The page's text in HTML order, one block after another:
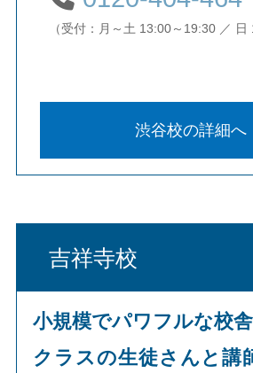
（受付：月～土 13:00～19:30 ／ 日
渋谷校の詳細へ
吉祥寺校
小規模でパワフルな校舎
クラスの生徒さんと講